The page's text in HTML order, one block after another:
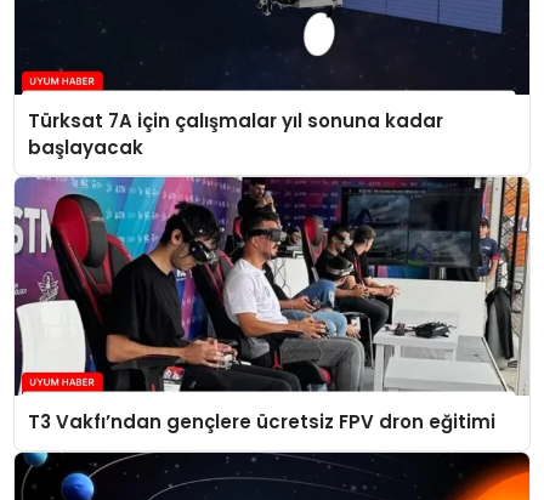
Türksat 7A için çalışmalar yıl sonuna kadar
başlayacak
T3 Vakfı’ndan gençlere ücretsiz FPV dron eğitimi